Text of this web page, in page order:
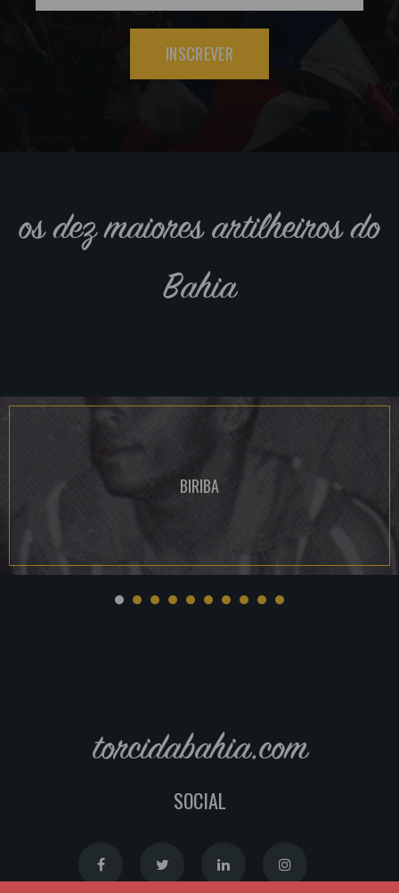
INSCREVER
os dez maiores artilheiros do
Bahia
BIRIBA
torcidabahia.com
SOCIAL